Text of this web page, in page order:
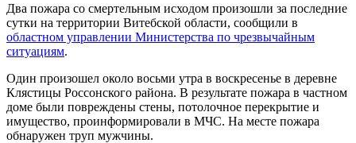
Два пожара со смертельным исходом произошли за последние
сутки на территории Витебской области, сообщили в
областном управлении Министерства по чрезвычайным
ситуациям.
Один произошел около восьми утра в воскресенье в деревне
Клястицы Россонского района. В результате пожара в частном
доме были повреждены стены, потолочное перекрытие и
имущество, проинформировали в МЧС. На месте пожара
обнаружен труп мужчины.